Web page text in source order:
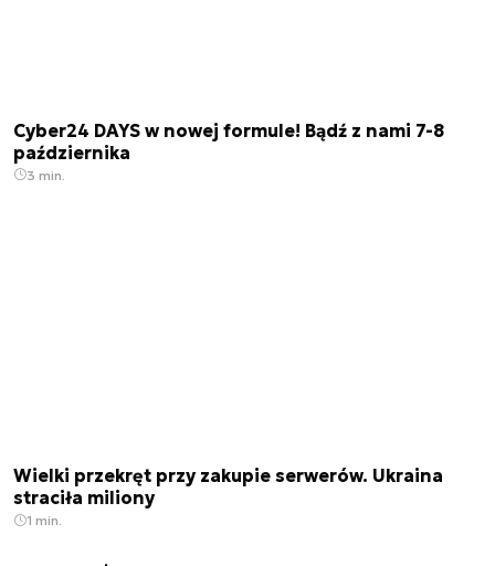
Cyber24 DAYS w nowej formule! Bądź z nami 7-8
października
3 min.
Wielki przekręt przy zakupie serwerów. Ukraina
straciła miliony
1 min.